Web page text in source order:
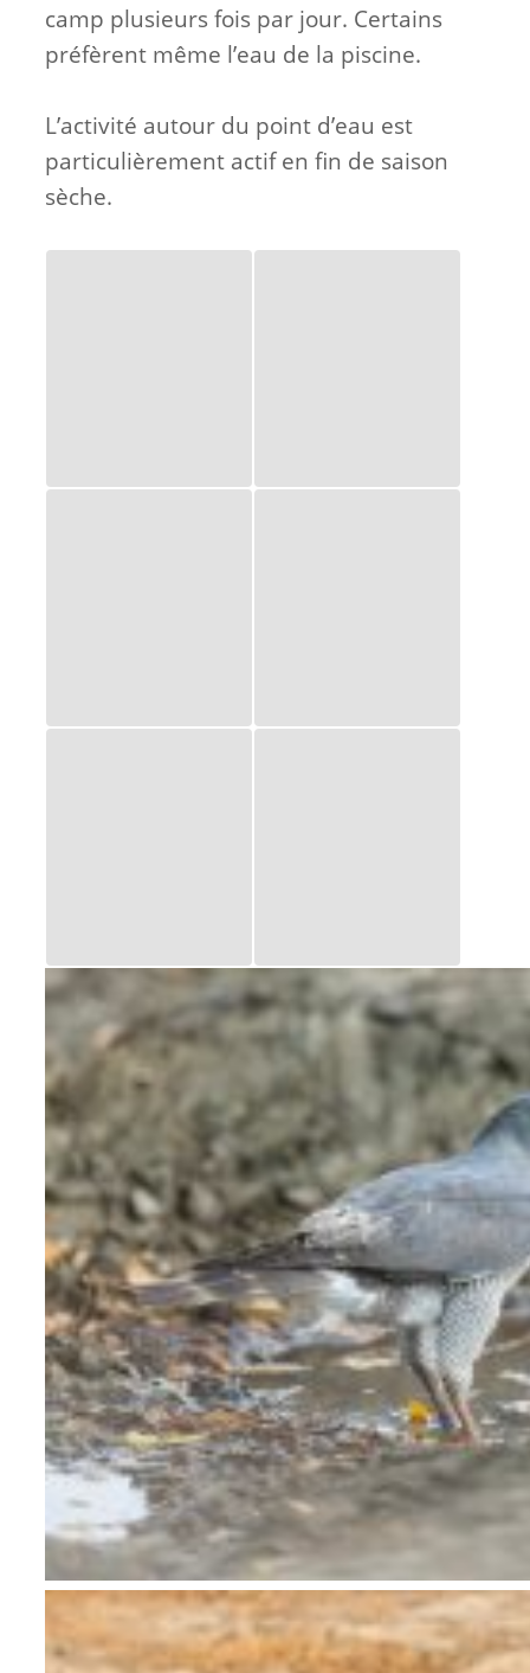
camp plusieurs fois par jour. Certains
préfèrent même l’eau de la piscine.
L’activité autour du point d’eau est
particulièrement actif en fin de saison
sèche.